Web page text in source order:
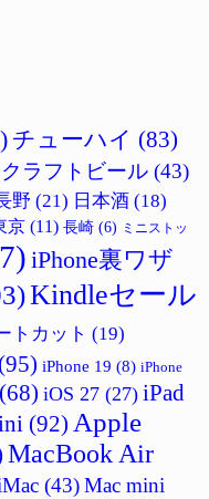
チューハイ (83)
クラフトビール (43)
野 (21) 日本酒 (18)
京 (11) 長崎 (6) ミニストッ
iPhone裏ワザ
Kindleセール
トカット (19)
(95) iPhone 19 (8) iPhone
(68) iOS 27 (27) iPad
(92) Apple
MacBook Air
(43)Mac mini